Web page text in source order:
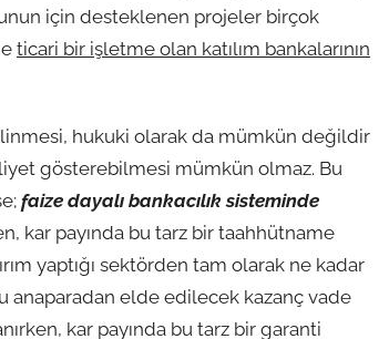
için desteklenen projeler birçok
ticari bir işletme olan katılım bankalarının
hukuki olarak da mümkün değildir
gösterebilmesi mümkün olmaz. Bu
faize dayalı bankacılık sisteminde
kar payında bu tarz bir taahhütname
yaptığı sektörden tam olarak ne kadar
anaparadan elde edilecek kazanç vade
kar payında bu tarz bir garanti